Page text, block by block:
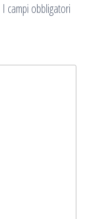
I campi obbligatori